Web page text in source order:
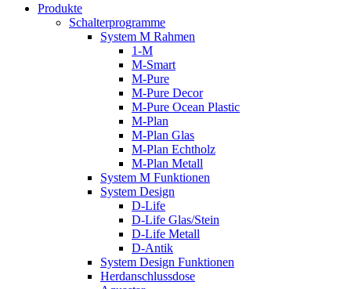
Produkte
Schalterprogramme
System M Rahmen
1-M
M-Smart
M-Pure
M-Pure Decor
M-Pure Ocean Plastic
M-Plan
M-Plan Glas
M-Plan Echtholz
M-Plan Metall
System M Funktionen
System Design
D-Life
D-Life Glas/Stein
D-Life Metall
D-Antik
System Design Funktionen
Herdanschlussdose